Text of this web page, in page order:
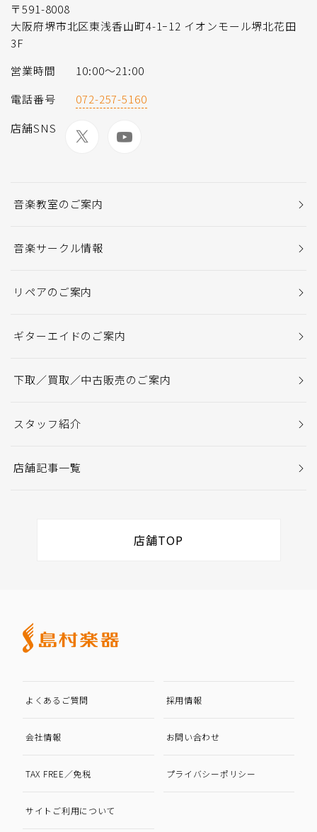
〒591-8008
大阪府堺市北区東浅香山町4-1ｰ12 イオンモール堺北花田
3F
営業時間
10:00〜21:00
電話番号
072-257-5160
店舗SNS
音楽教室のご案内
音楽サークル情報
リペアのご案内
ギターエイドのご案内
下取／買取／中古販売のご案内
スタッフ紹介
店舗記事一覧
店舗TOP
よくあるご質問 採用情報
会社情報 お問い合わせ
TAX FREE／免税 プライバシーポリシー
サイトご利用について